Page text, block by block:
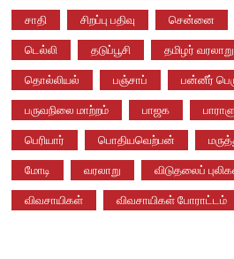
சாதி சிறப்பு பதிவு சென்னை
டெல்லி தடுப்பூசி தமிழர் வரலாறு
தொல்லியல் பஞ்சாப் பன்னீர்
பருவநிலை மாற்றம் பாஜக
பெரியார் பொதியவெற்பன்
மோடி வரலாறு விடுதலைப்
விவசாயிகள் விவசாயிகள் போராட்டம்